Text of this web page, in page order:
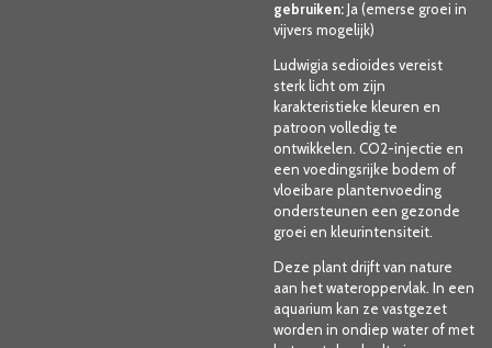
gebruiken:Ja (emerse groei in
vijvers mogelijk)
Ludwigia sedioides vereist
sterk licht om zijn
karakteristieke kleuren en
patroon volledig te
ontwikkelen. CO2-injectie en
een voedingsrijke bodem of
vloeibare plantenvoeding
ondersteunen een gezonde
groei en kleurintensiteit.
Deze plant drijft van nature
aan het wateroppervlak. In een
aquarium kan ze vastgezet
worden in ondiep water of met